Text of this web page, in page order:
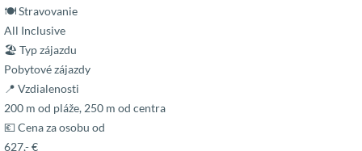
🍽 Stravovanie
All Inclusive
🏖 Typ zájazdu
Pobytové zájazdy
📍 Vzdialenosti
200 m od pláže, 250 m od centra
💶 Cena za osobu od
627,- €